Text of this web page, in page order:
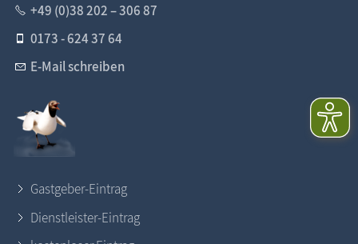
+49 (0)38 202 – 306 87
0173 - 624 37 64
E-Mail schreiben
Gastgeber-Eintrag
Dienstleister-Eintrag